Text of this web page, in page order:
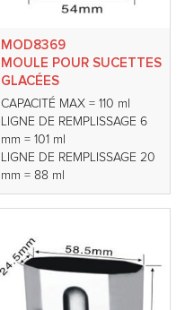
MOD8369
MOULE POUR SUCETTES
GLACÉES
CAPACITÉ MAX = 110 ml
LIGNE DE REMPLISSAGE 6
mm = 101 ml
LIGNE DE REMPLISSAGE 20
mm = 88 ml